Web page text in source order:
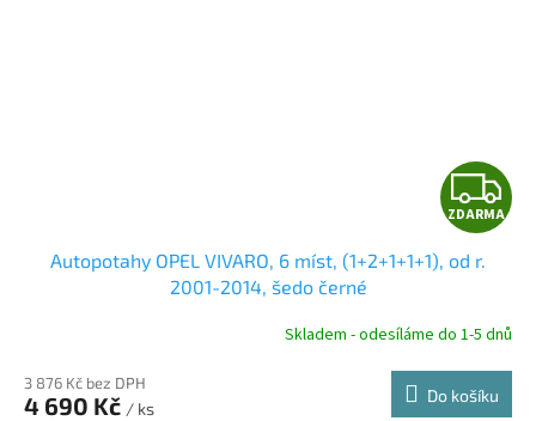
Z
D
R
ZDARMA
Autopotahy OPEL VIVARO, 6 míst, (1+2+1+1+1), od r.
2001-2014, šedo černé
Skladem - odesíláme do 1-5 dnů
3 876 Kč bez DPH
4 690 Kč / ks
Do košíku